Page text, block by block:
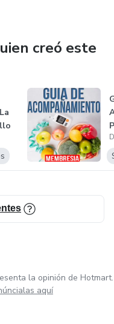
el color de tu
que estás viviendo
mismos excelentes
creó este
la opinión de Hotmart.
aquí